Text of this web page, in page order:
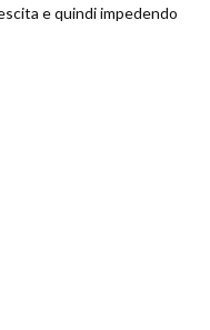
e quindi impedendo